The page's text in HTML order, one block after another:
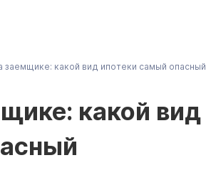
заемщике: какой вид ипотеки самый опасный
какой вид